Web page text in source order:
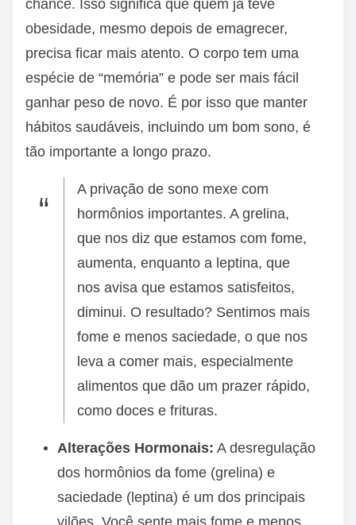
chance. Isso significa que quem já teve
obesidade, mesmo depois de emagrecer,
precisa ficar mais atento. O corpo tem uma
espécie de “memória” e pode ser mais fácil
ganhar peso de novo. É por isso que manter
hábitos saudáveis, incluindo um bom sono, é
tão importante a longo prazo.
A privação de sono mexe com
hormônios importantes. A grelina,
que nos diz que estamos com fome,
aumenta, enquanto a leptina, que
nos avisa que estamos satisfeitos,
diminui. O resultado? Sentimos mais
fome e menos saciedade, o que nos
leva a comer mais, especialmente
alimentos que dão um prazer rápido,
como doces e frituras.
Alterações Hormonais: A desregulação
dos hormônios da fome (grelina) e
saciedade (leptina) é um dos principais
vilões. Você sente mais fome e menos